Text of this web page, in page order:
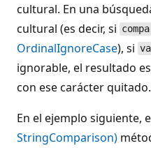
cultural. En una
cultural (es decir, si
OrdinalIgnoreCase), si
ignorable, el resultado
con ese carácter quitado.
En el ejemplo siguiente,
StringComparison)